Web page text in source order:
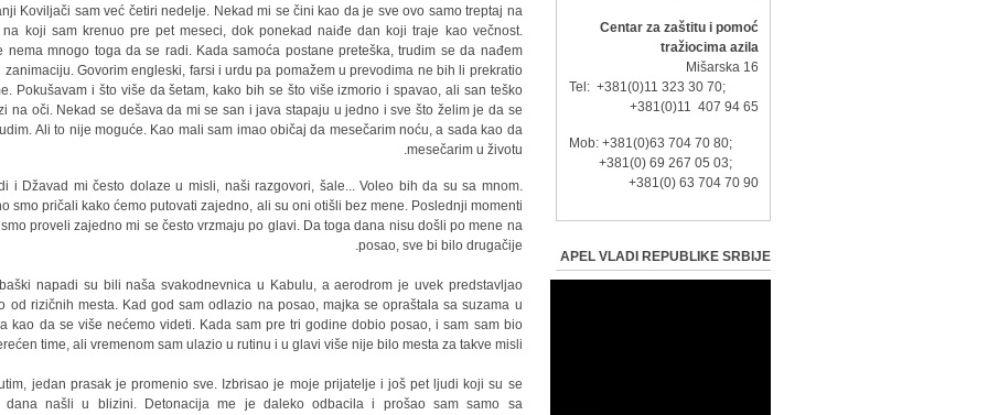
Koviljači sam već četiri nedelje. Nekad mi se čini kao da je sve ovo samo treptaj na
na koji sam krenuo pre pet meseci, dok ponekad naiđe dan koji traje kao večnost.
nema mnogo toga da se radi. Kada samoća postane preteška, trudim se da nađem
zanimaciju. Govorim engleski, farsi i urdu pa pomažem u prevodima ne bih li prekratio
Pokušavam i što više da šetam, kako bih se što više izmorio i spavao, ali san teško
na oči. Nekad se dešava da mi se san i java stapaju u jedno i sve što želim je da se
Ali to nije moguće. Kao mali sam imao običaj da mesečarim noću, a sada kao da
mesečarim u životu.
i Džavad mi često dolaze u misli, naši razgovori, šale... Voleo bih da su sa mnom.
smo pričali kako ćemo putovati zajedno, ali su oni otišli bez mene. Poslednji momenti
proveli zajedno mi se često vrzmaju po glavi. Da toga dana nisu došli po mene na
posao, sve bi bilo drugačije.
napadi su bili naša svakodnevnica u Kabulu, a aerodrom je uvek predstavljao
od rizičnih mesta. Kad god sam odlazio na posao, majka se opraštala sa suzama u
kao da se više nećemo videti. Kada sam pre tri godine dobio posao, i sam sam bio
time, ali vremenom sam ulazio u rutinu i u glavi više nije bilo mesta za takve misli.
jedan prasak je promenio sve. Izbrisao je moje prijatelje i još pet ljudi koji su se
dana našli u blizini. Detonacija me je daleko odbacila i prošao sam samo sa
Centar za zaštitu i pomoć
tražiocima azila
Mišarska 16
Tel: +381(0)11 323 30 70;
+381(0)11 407 94 65
Mob: +381(0)63 704 70 80;
+381(0) 69 267 05 03;
+381(0) 63 704 70 90
APEL VLADI REPUBLIKE SRBIJE